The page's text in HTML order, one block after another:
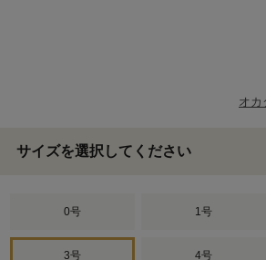
オカ
サイズを選択してください
0号 1号
3号 4号